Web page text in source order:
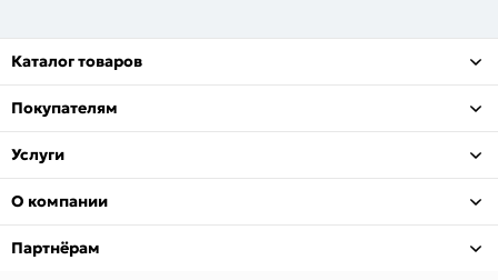
Каталог товаров
Покупателям
Услуги
О компании
Партнёрам